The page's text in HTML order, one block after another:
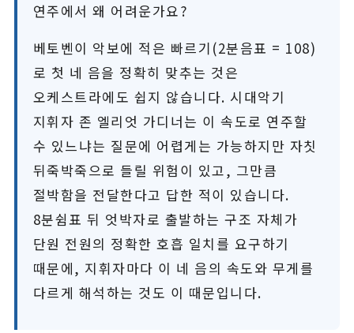
연주에서 왜 어려운가요?
베토벤이 악보에 적은 빠르기(2분음표 = 108)
로 첫 네 음을 정확히 맞추는 것은
오케스트라에도 쉽지 않습니다. 시대악기
지휘자 존 엘리엇 가디너는 이 속도로 연주할
수 있느냐는 질문에 어렵게는 가능하지만 자칫
뒤죽박죽으로 들릴 위험이 있고, 그만큼
절박함을 전달한다고 답한 적이 있습니다.
8분쉼표 뒤 엇박자로 출발하는 구조 자체가
단원 전원의 정확한 호흡 일치를 요구하기
때문에, 지휘자마다 이 네 음의 속도와 무게를
다르게 해석하는 것도 이 때문입니다.